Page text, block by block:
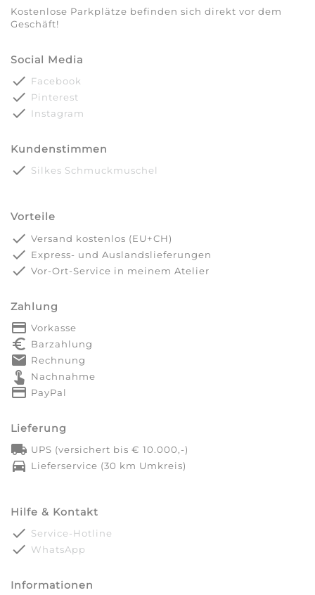
Kostenlose Parkplätze befinden sich direkt vor dem
Geschäft!
Social Media
done Facebook
done Pinterest
done Instagram
Kundenstimmen
done Silkes Schmuckmuschel
Vorteile
done Versand kostenlos (EU+CH)
done Express- und Auslandslieferungen
done Vor-Ort-Service in meinem Atelier
Zahlung
payment Vorkasse
euro_symbol Barzahlung
markunread Rechnung
touch_app Nachnahme
credit_card PayPal
Lieferung
local_shipping UPS (versichert bis € 10.000,-)
directions_car Lieferservice (30 km Umkreis)
Hilfe & Kontakt
done Service-Hotline
done WhatsApp
Informationen